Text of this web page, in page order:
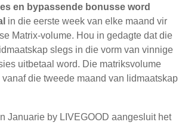
en bypassende bonusse word
in die eerste week van elke maand vir
Matrix-volume. Hou in gedagte dat die
slegs in die vorm van vinnige
uitbetaal word. Die matriksvolume
die tweede maand van lidmaatskap
Januarie by LIVEGOOD aangesluit het